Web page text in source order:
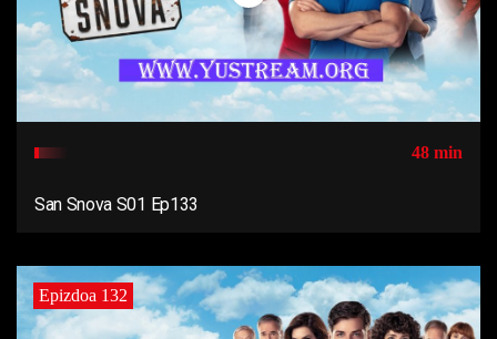
48 min
San Snova S01 Ep133
Epizdoa 132